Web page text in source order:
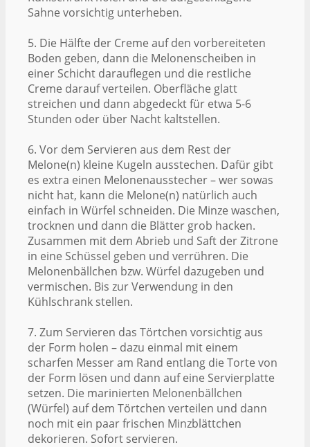
Sahne vorsichtig unterheben.
5. Die Hälfte der Creme auf den vorbereiteten
Boden geben, dann die Melonenscheiben in
einer Schicht darauflegen und die restliche
Creme darauf verteilen. Oberfläche glatt
streichen und dann abgedeckt für etwa 5-6
Stunden oder über Nacht kaltstellen.
6. Vor dem Servieren aus dem Rest der
Melone(n) kleine Kugeln ausstechen. Dafür gibt
es extra einen Melonenausstecher – wer sowas
nicht hat, kann die Melone(n) natürlich auch
einfach in Würfel schneiden. Die Minze waschen,
trocknen und dann die Blätter grob hacken.
Zusammen mit dem Abrieb und Saft der Zitrone
in eine Schüssel geben und verrühren. Die
Melonenbällchen bzw. Würfel dazugeben und
vermischen. Bis zur Verwendung in den
Kühlschrank stellen.
7. Zum Servieren das Törtchen vorsichtig aus
der Form holen – dazu einmal mit einem
scharfen Messer am Rand entlang die Torte von
der Form lösen und dann auf eine Servierplatte
setzen. Die marinierten Melonenbällchen
(Würfel) auf dem Törtchen verteilen und dann
noch mit ein paar frischen Minzblättchen
dekorieren. Sofort servieren.